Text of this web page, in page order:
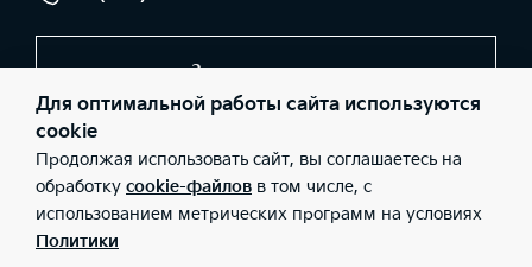
Заказать звонок
© 2026 Юридические лица ООО «Интер Авто» (Фактический
адрес: г. Москва, Гостиничный пр., д. 10А, стр.1; Телефон: +7
(495) 956-44-44; ИНН: 9715442363; ОГРН: 1237700138060), ООО
«Киа Россия и СНГ» (Фактический адрес: г.Москва, Валовая 26;
Телефон: 8 800 301 08 80; ИНН: 7728674093; ОГРН:
5087746291760) ведут деятельность на территории РФ в
Для оптимальной работы сайта используются
cookie
Продолжая использовать сайт, вы соглашаетесь на
обработку cookie-файлов в том числе, с
использованием метрических программ на условиях
Политики